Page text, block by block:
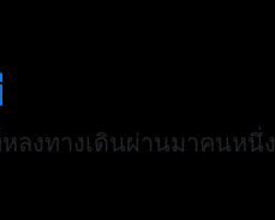
ลงทางเดินผ่านมาคนหนึ่ง